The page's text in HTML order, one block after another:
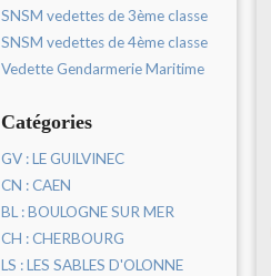
SNSM vedettes de 3ème classe
SNSM vedettes de 4ème classe
Vedette Gendarmerie Maritime
Catégories
GV : LE GUILVINEC
CN : CAEN
BL : BOULOGNE SUR MER
CH : CHERBOURG
LS : LES SABLES D'OLONNE